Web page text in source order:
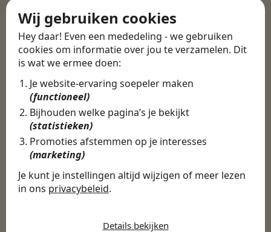
Wij gebruiken cookies
Hey daar! Even een mededeling - we gebruiken
cookies om informatie over jou te verzamelen. Dit
is wat we ermee doen:
Je website-ervaring soepeler maken
(functioneel)
Bijhouden welke pagina’s je bekijkt
(statistieken)
Promoties afstemmen op je interesses
(marketing)
Je kunt je instellingen altijd wijzigen of meer lezen
in ons privacybeleid.
Details bekijken